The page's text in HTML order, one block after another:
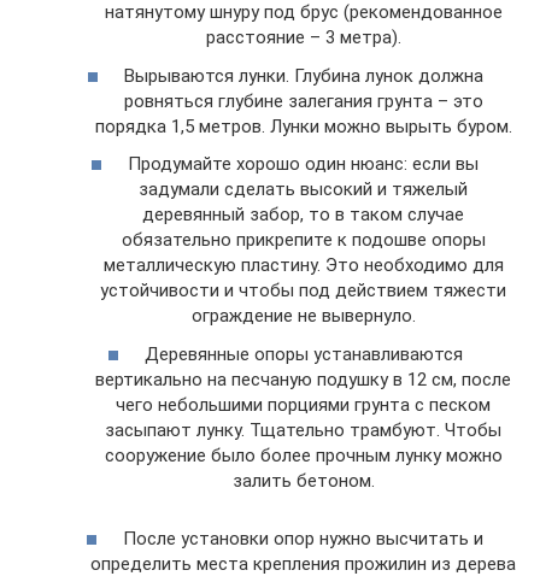
натянутому шнуру под брус (рекомендованное
расстояние – 3 метра).
Вырываются лунки. Глубина лунок должна
ровняться глубине залегания грунта – это
порядка 1,5 метров. Лунки можно вырыть буром.
Продумайте хорошо один нюанс: если вы
задумали сделать высокий и тяжелый
деревянный забор, то в таком случае
обязательно прикрепите к подошве опоры
металлическую пластину. Это необходимо для
устойчивости и чтобы под действием тяжести
ограждение не вывернуло.
Деревянные опоры устанавливаются
вертикально на песчаную подушку в 12 см, после
чего небольшими порциями грунта с песком
засыпают лунку. Тщательно трамбуют. Чтобы
сооружение было более прочным лунку можно
залить бетоном.
После установки опор нужно высчитать и
определить места крепления прожилин из дерева